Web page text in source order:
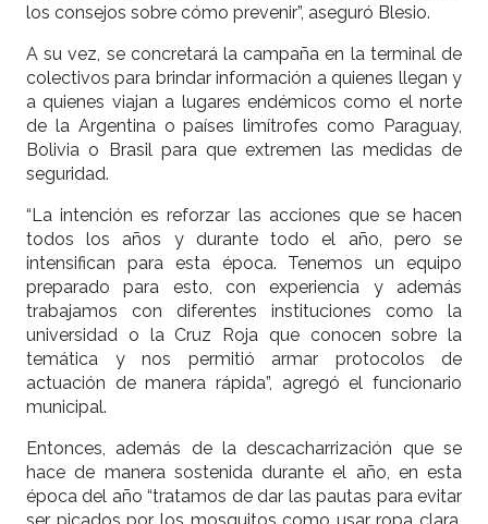
los consejos sobre cómo prevenir”, aseguró Blesio.
A su vez, se concretará la campaña en la terminal de
colectivos para brindar información a quienes llegan y
a quienes viajan a lugares endémicos como el norte
de la Argentina o países limítrofes como Paraguay,
Bolivia o Brasil para que extremen las medidas de
seguridad.
“La intención es reforzar las acciones que se hacen
todos los años y durante todo el año, pero se
intensifican para esta época. Tenemos un equipo
preparado para esto, con experiencia y además
trabajamos con diferentes instituciones como la
universidad o la Cruz Roja que conocen sobre la
temática y nos permitió armar protocolos de
actuación de manera rápida”, agregó el funcionario
municipal.
Entonces, además de la descacharrización que se
hace de manera sostenida durante el año, en esta
época del año “tratamos de dar las pautas para evitar